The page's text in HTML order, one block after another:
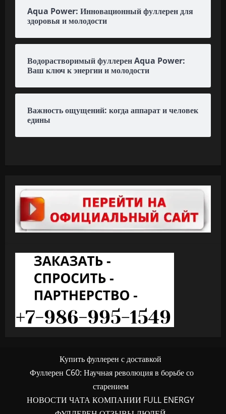
Aqua Power: Инновационный фуллерен для
здоровья и молодости
Водорастворимый фуллерен Aqua Power:
Ваш ключ к энергии и молодости
Важность ощущений: когда аппарат и человек
едины
Купить фуллерен с доставкой
Фуллерен C60: Научная революция в борьбе со
старением
НОВОСТИ ЧАТА КОМПАНИИ FULL ENERGY